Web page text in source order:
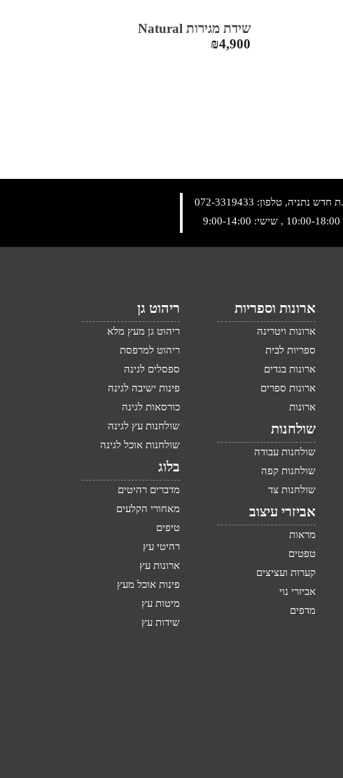
שידת מגירות Natural
₪4,900
072-3319433
ארונות וספריות
ארונות ויטרינה
ספריות לבית
ארונות בגדים
ארונות ספרים
ארונות
שולחנות
שולחנות עבודה
שולחנות קפה
שולחנות צד
אביזרי עיצוב
מראות
טפטים
קערות ועציצים
אביזרי נוי
מדפים
ריהוט גן
ריהוט גן מעץ מלא
ריהוט למרפסת
ספסלים לגינה
פינות ישיבה לגינה
כורסאות לגינה
שולחנות עץ לגינה
שולחנות אוכל לגינה
בלוג
מדברים רהיטים
מאחורי הקלעים
טיפים
רהיטי עץ
ארונות עץ
פינות אוכל מעץ
מיטות עץ
שידות עץ